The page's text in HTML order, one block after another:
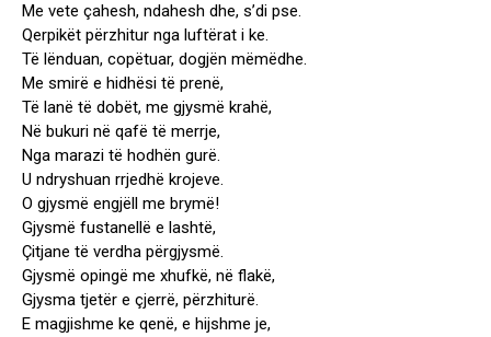
Me vete çahesh, ndahesh dhe, s’di pse.
Qerpikët përzhitur nga luftërat i ke.
Të lënduan, copëtuar, dogjën mëmëdhe.
Me smirë e hidhësi të prenë,
Të lanë të dobët, me gjysmë krahë,
Në bukuri në qafë të merrje,
Nga marazi të hodhën gurë.
U ndryshuan rrjedhë krojeve.
O gjysmë engjëll me brymë!
Gjysmë fustanellë e lashtë,
Çitjane të verdha përgjysmë.
Gjysmë opingë me xhufkë, në flakë,
Gjysma tjetër e çjerrë, përzhiturë.
E magjishme ke qenë, e hijshme je,